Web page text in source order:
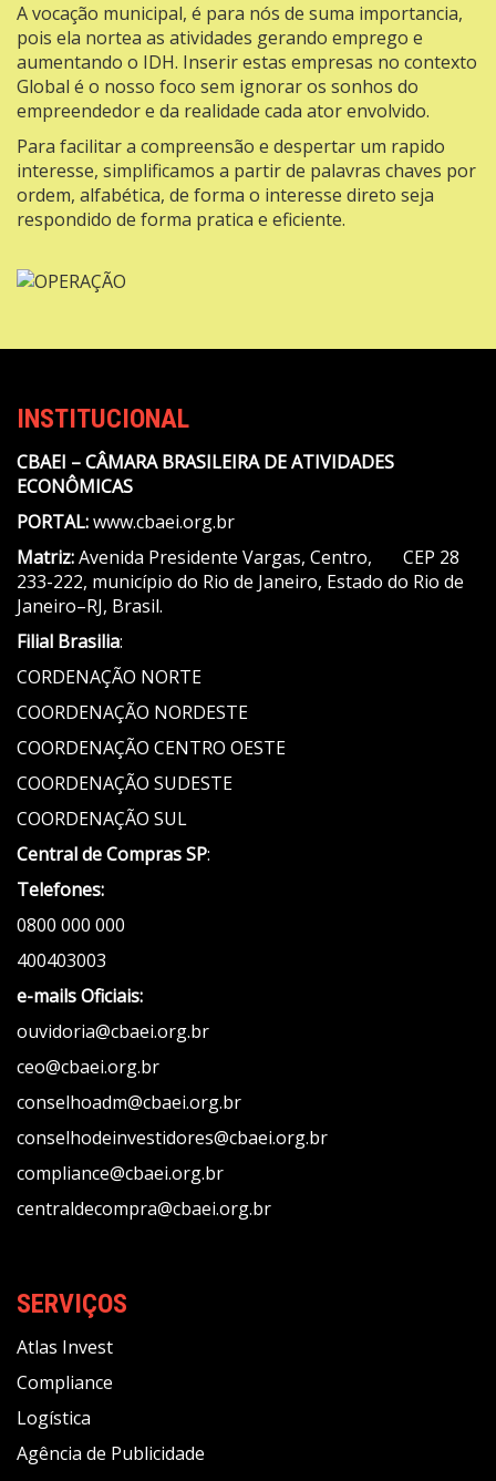
A vocação municipal, é para nós de suma importancia,
pois ela nortea as atividades gerando emprego e
aumentando o IDH. Inserir estas empresas no contexto
Global é o nosso foco sem ignorar os sonhos do
empreendedor e da realidade cada ator envolvido.
Para facilitar a compreensão e despertar um rapido
interesse, simplificamos a partir de palavras chaves por
ordem, alfabética, de forma o interesse direto seja
respondido de forma pratica e eficiente.
INSTITUCIONAL
CBAEI – CÂMARA BRASILEIRA DE ATIVIDADES
ECONÔMICAS
PORTAL:www.cbaei.org.br
Matriz:Avenida Presidente Vargas, Centro, CEP 28
233-222, município do Rio de Janeiro, Estado do Rio de
Janeiro–RJ, Brasil.
Filial Brasilia:
CORDENAÇÃO NORTE
COORDENAÇÃO NORDESTE
COORDENAÇÃO CENTRO OESTE
COORDENAÇÃO SUDESTE
COORDENAÇÃO SUL
Central de Compras SP:
Telefones:
0800 000 000
400403003
e-mails Oficiais:
ouvidoria@cbaei.org.br
ceo@cbaei.org.br
conselhoadm@cbaei.org.br
conselhodeinvestidores@cbaei.org.br
compliance@cbaei.org.br
centraldecompra@cbaei.org.br
SERVIÇOS
Atlas Invest
Compliance
Logística
Agência de Publicidade